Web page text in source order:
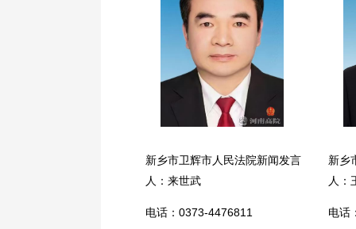
新乡市卫辉市人民法院新闻发言
人：来世武
电话：0373-4476811
新乡
人：
电话